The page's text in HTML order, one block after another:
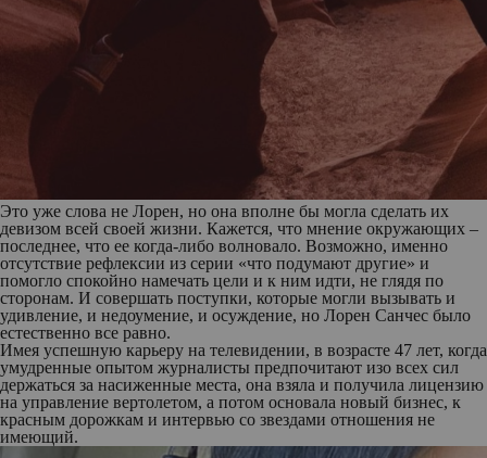
Это уже слова не Лорен, но она вполне бы могла сделать их
девизом всей своей жизни. Кажется, что мнение окружающих –
последнее, что ее когда-либо волновало. Возможно, именно
отсутствие рефлексии из серии «что подумают другие» и
помогло спокойно намечать цели и к ним идти, не глядя по
сторонам. И совершать поступки, которые могли вызывать и
удивление, и недоумение, и осуждение, но Лорен Санчес было
естественно все равно.
Имея успешную карьеру на телевидении, в возрасте 47 лет, когда
умудренные опытом журналисты предпочитают изо всех сил
держаться за насиженные места, она взяла и получила лицензию
на управление вертолетом, а потом основала новый бизнес, к
красным дорожкам и интервью со звездами отношения не
имеющий.